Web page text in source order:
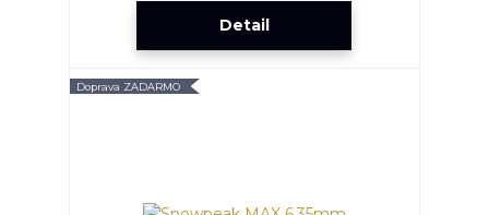
Detail
Doprava ZADARMO